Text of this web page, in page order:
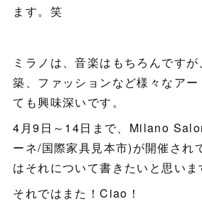
ます。笑
ミラノは、音楽はもちろんです
築、ファッションなど様々なアー
ても興味深いです。
4月9日～14日まで、Milano
ーネ/国際家具見本市)が開催され
はそれについて書きたいと思いま
それではまた！Ciao！